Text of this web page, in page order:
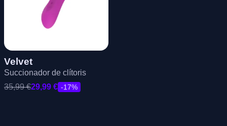
Velvet
Succionador de clítoris
35,99€29,99 € -17%